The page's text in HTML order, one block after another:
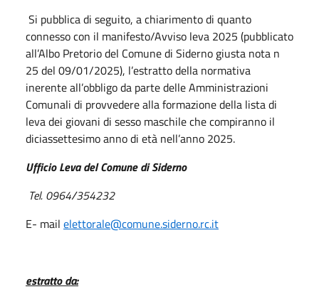
Si pubblica di seguito, a chiarimento di quanto
connesso con il manifesto/Avviso leva 2025 (pubblicato
all’Albo Pretorio del Comune di Siderno giusta nota n
25 del 09/01/2025), l’estratto della normativa
inerente all’obbligo da parte delle Amministrazioni
Comunali di provvedere alla formazione della lista di
leva dei giovani di sesso maschile che compiranno il
diciassettesimo anno di età nell’anno 2025.
Ufficio Leva del Comune di Siderno
Tel. 0964/354232
E- mail elettorale@comune.siderno.rc.it
estratto da: